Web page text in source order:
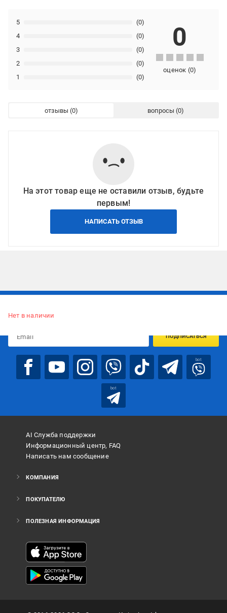
1 (0)
2 (0)
3 (0)
4 (0)
5 (0)
0
оценок (0)
отзывы вопросы
На этот товар еще не оставили отзыв, будьте
первым!
НАПИСАТЬ ОТЗЫВ
Нет в наличии
ПОДПИСАТЬСЯ
bot
bot
AI Служба поддержки
Информационный центр, FAQ
Написать нам сообщение
КОМПАНИЯ
ПОКУПАТЕЛЮ
ПОЛЕЗНАЯ ИНФОРМАЦИЯ